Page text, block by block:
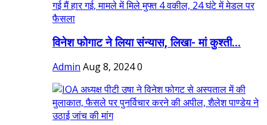
विनेश फोगाट ने लिया संन्यास, लिखा- मां कुश्ती...
Admin Aug 8, 20240